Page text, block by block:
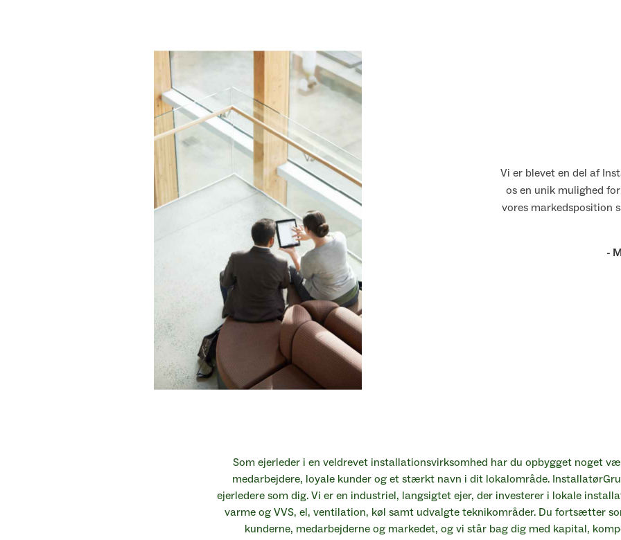
”
At blive en del af InstallatørGruppen har ikke ændret vores hverdag,
og vi er stadig, som vi var før. Men det har skabt mere sparring på
tværs, bedre indkøbsaftaler, tryggere medarbejdere og flere opgaver.
Det åbner flere døre for os, fordi vi har flere relationer med Gruppen.
Og så føler vi, at vi er i en højere liga nu end før, fordi vi har flere
muskler som del af en stor gruppe.
Jan Pilegaard El Team Fyn
Vi er blevet en del af
os en unik mulighed
vores markedsposition
-
Som ejerleder i en veldrevet installationsvirksomhed har du opbygget noget
medarbejdere, loyale kunder og et stærkt navn i dit lokalområde.
ejerledere som dig. Vi er en industriel, langsigtet ejer, der investerer i lokale
varme og VVS, el, ventilation, køl samt udvalgte teknikområder. Du fortsætter
kunderne, medarbejderne og markedet, og vi står bag dig med kapital,